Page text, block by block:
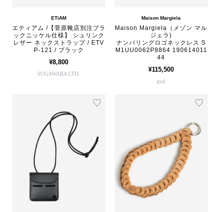
ETiAM
エティアム /【菅原靴店別注ブラ
ックニッケル仕様】 シュリンク
レザー ネックストラップ / ETV
P-121 / ブラック
¥8,800
SUGAWARA LTD.
Maison Margiela
Maison Margiela（メゾン マル
ジェラ)
ナンバリングロゴネックレス S
M1UU0062P8864 190614011
44
¥115,500
guji